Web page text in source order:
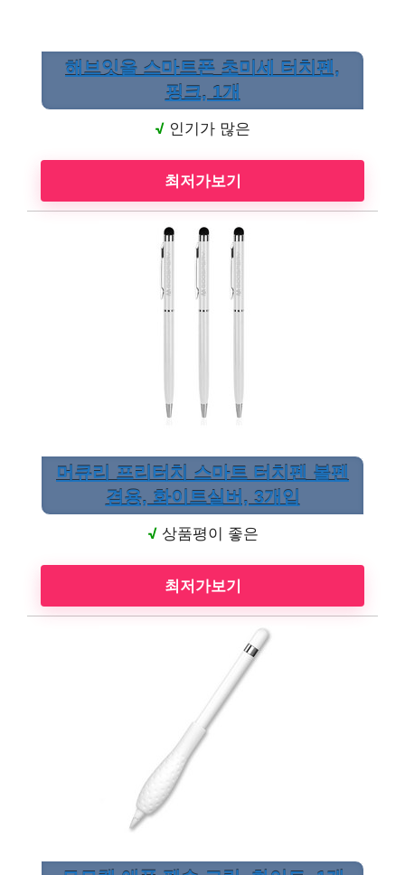
해브잇올 스마트폰 초미세 터치펜,
핑크, 1개
√ 인기가 많은
최저가보기
머큐리 프리터치 스마트 터치펜 볼펜
겸용, 화이트실버, 3개입
√상품평이 좋은
최저가보기